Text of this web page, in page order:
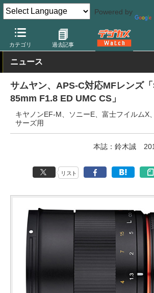
Powered by
カテゴリ 過去記事
デジカメ Watch レンズ 交換レンズ そ
ニュース
サムヤン、APS-C対応MFレンズ
85mm F1.8 ED UMC CS」
キヤノンEF-M、ソニーE、富士フイルムX
サーズ用
本誌：鈴木誠
リスト